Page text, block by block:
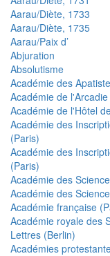
Aarau/Diète, 1733
Aarau/Diète, 1735
Aarau/Paix d’
Abjuration
Absolutisme
Académie des
Académie de
Académie de l'Hôtel
Académie des
(Paris)
Académie des
(Paris)
Académie des
Académie des
Académie française
Académie royale des
Lettres (Berlin)
Académies